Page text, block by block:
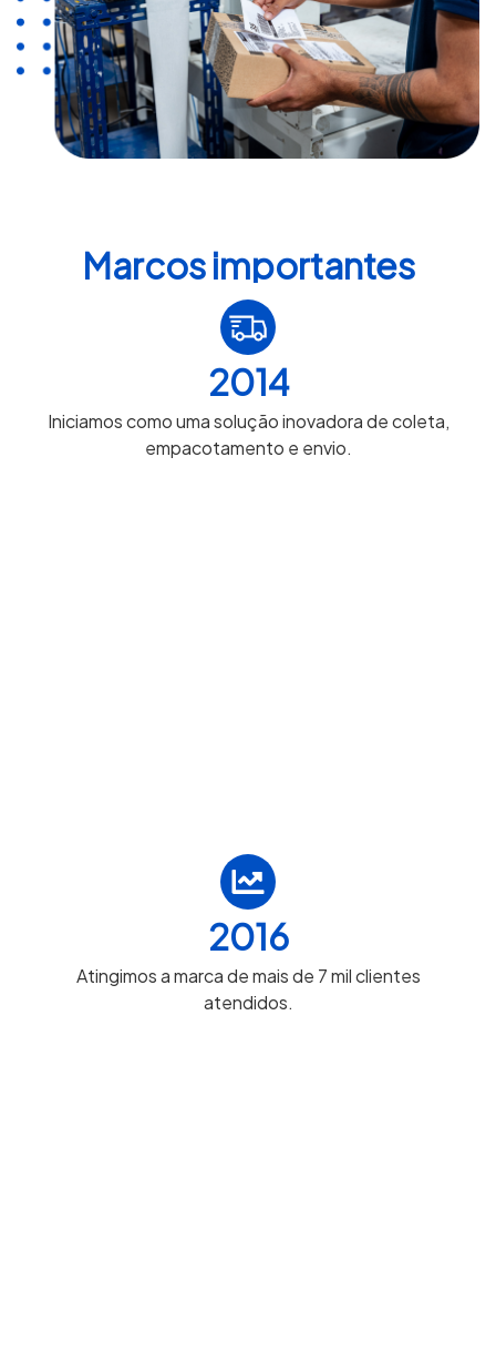
Marcos importantes
2014
Iniciamos como uma solução inovadora de coleta,
empacotamento e envio.
2016
Atingimos a marca de mais de 7 mil clientes
atendidos.